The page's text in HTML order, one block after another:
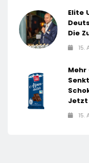
Elite
Die
15.
Mehr
Jetzt
15.